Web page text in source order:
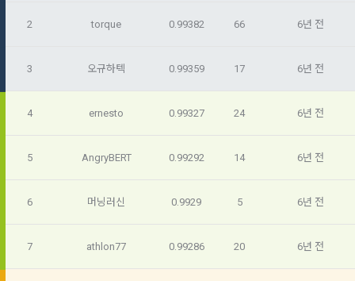
제 2 조 (용어의 정의)
1."사이트"라 함은 "회사"가 서비스를 "회원"에게 제공하기 위하
2. "서비스"라 함은 “대회”, “교육”, “인재풀 등록” 등 사이트에서
분류, 가공, 집계하여 정보를 제공하는 서비스를 포함한다.
의하고 "회사"와 이용 계약을 체결한 개인을 말한다.
4. “인재회원”이라 함은 “데이콘 인재풀 서비스”를 이용하기 위
데이콘이 어떤 정보를 수집하고, 수집한 정보를 어떻게 사용하
며, 필요에 따라 누구와 이를 공유(‘위탁 또는 제공’)하며, 이용목
살이’와 관련한 정보를 투명하게 제공합니다.
정보주체로서 이용자는 자신의 개인정보에 대해 어떤 권리를 가
드립니다. 또한, 법정대리인(부모 등)이 만14세 미만 아동의 개
인정보 보호를 위해 어떤 권리를 행사할 수 있는지도 함께 안내
- 마케팅 수신 동의는 거부하실 수 있으며 동의 이후에라도 고객
동의를 거부 하시더라도 DACON에서 제공하는 서비스의 이용
에 제한이 되지 않습니다.
안내 서비스가 제한됩니다.
2. 미동의 시 불이익 사항
는 동의 거부 하시더라도 서비스 이용에 제한되지 않습니다.
안내 서비스가 제한됩니다.
2 torque 0.99382 66 6년 전
3 오규하텍 0.99359 17 6년 전
4 ernesto 0.99327 24 6년 전
5 AngryBERT 0.99292 14 6년 전
6 머닝러신 0.9929 5 6년 전
7 athlon77 0.99286 20 6년 전